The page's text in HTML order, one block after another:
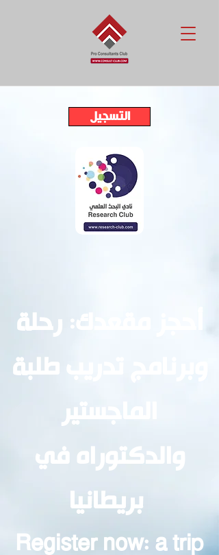
التسجيل
أحجز مقعدك: رحلة
وبرنامج تدريب طلبة
الماجستير
والدكتوراه في
Register now: a trip